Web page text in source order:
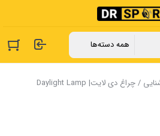
/ چراغ دی لایت| Daylight Lamp